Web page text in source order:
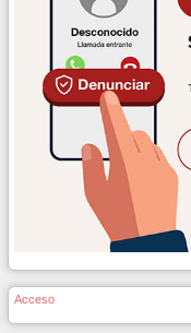
Acceso